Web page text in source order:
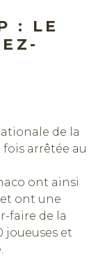
: LE
de la
arrêtée au
ont ainsi
ont une
faire de la
joueuses et